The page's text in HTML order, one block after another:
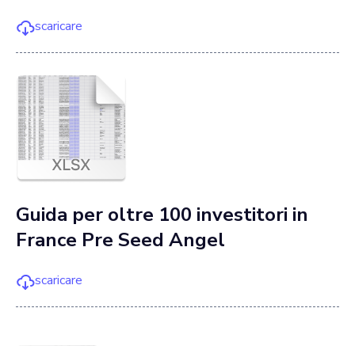
scaricare
Guida per oltre 100 investitori in
France Pre Seed Angel
scaricare